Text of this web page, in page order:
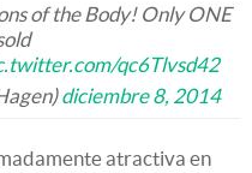
of the Body! Only ONE
qc6Tlvsd42
diciembre 8, 2014
atractiva en